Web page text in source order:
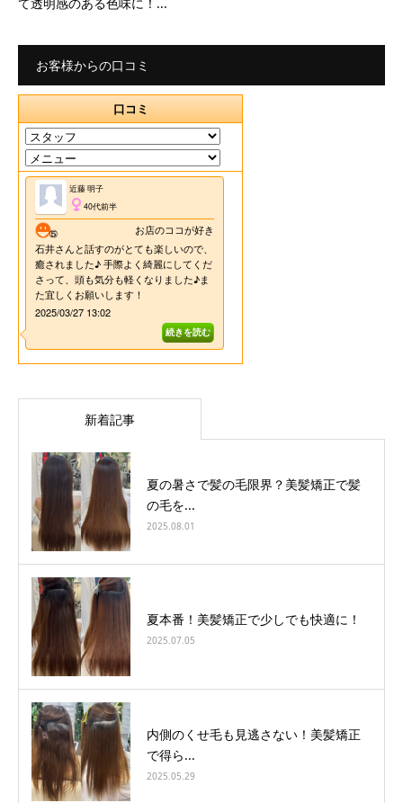
お客様からの口コミ
新着記事
夏の暑さで髪の毛限界？美髪矯正で髪
の毛を...
2025.08.01
夏本番！美髪矯正で少しでも快適に！
2025.07.05
内側のくせ毛も見逃さない！美髪矯正
で得ら...
2025.05.29